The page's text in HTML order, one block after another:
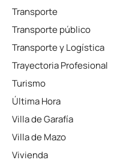
Transporte
Transporte público
Transporte y Logística
Trayectoria Profesional
Turismo
Última Hora
Villa de Garafía
Villa de Mazo
Vivienda